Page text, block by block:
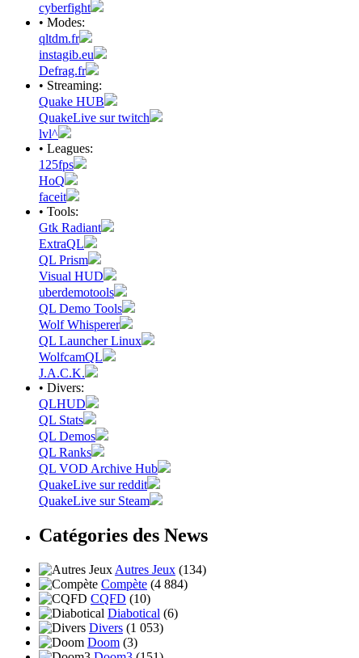
cyberfight
• Modes:
qltdm.fr
instagib.eu
Defrag.fr
• Streaming:
Quake HUB
QuakeLive sur twitch
lvl^
• Leagues:
125fps
HoQ
faceit
• Tools:
Gtk Radiant
ExtraQL
QL Prism
Visual HUD
uberdemotools
QL Demo Tools
Wolf Whisperer
QL Launcher Linux
WolfcamQL
J.A.C.K.
• Divers:
QLHUD
QL Stats
QL Demos
QL Ranks
QL VOD Archive Hub
QuakeLive sur reddit
QuakeLive sur Steam
Catégories des News
Autres Jeux (134)
Compète (4 884)
CQFD (10)
Diabotical (6)
Divers (1 053)
Doom (3)